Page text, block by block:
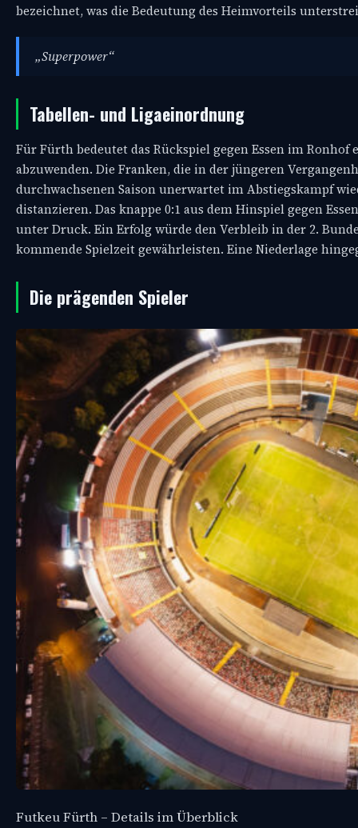
bezeichnet, was die Bedeutung des Heimvorteils
„Superpower“
Tabellen- und Ligaeinordnung
Für Fürth bedeutet das Rückspiel gegen Essen im
abzuwenden. Die Franken, die in der jüngeren
durchwachsenen Saison unerwartet im Abstiegskampf
distanzieren. Das knappe 0:1 aus dem Hinspiel gegen
unter Druck. Ein Erfolg würde den Verbleib in der 2.
kommende Spielzeit gewährleisten. Eine Niederlage
Die prägenden Spieler
Futkeu Fürth – Details im Überblick